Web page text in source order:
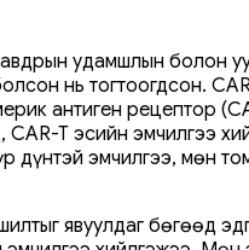
удамшлын болон
нь тогтоогдсон.
антиген рецептор
T эсийн эмчилгээ
дүнтэй эмчилгээ, мөн
явуулдаг бөгөөд